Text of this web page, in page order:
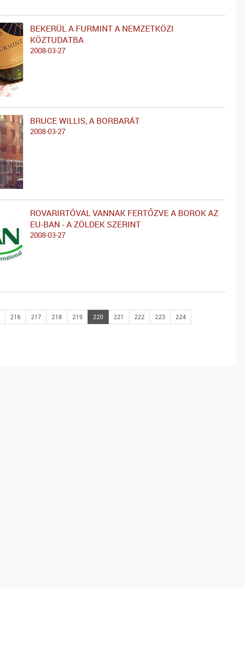
BEKERÜL A FURMINT A NEMZETKÖZI
KÖZTUDATBA
2008-03-27
BRUCE WILLIS, A BORBARÁT
2008-03-27
ROVARIRTÓVAL VANNAK FERTŐZVE A BOROK AZ
EU-BAN - A ZÖLDEK SZERINT
2008-03-27
216 217 218 219 220 221 222 223
224